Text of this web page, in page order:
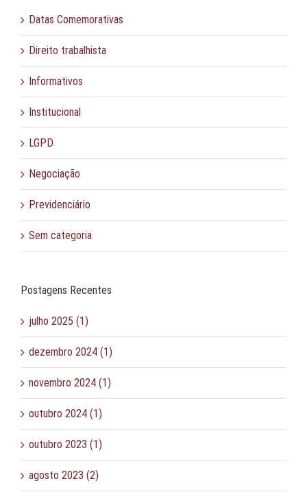
Datas Comemorativas
Direito trabalhista
Informativos
Institucional
LGPD
Negociação
Previdenciário
Sem categoria
Postagens Recentes
julho 2025 (1)
dezembro 2024 (1)
novembro 2024 (1)
outubro 2024 (1)
outubro 2023 (1)
agosto 2023 (2)